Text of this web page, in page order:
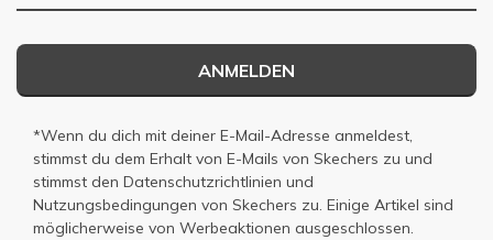
ANMELDEN
*Wenn du dich mit deiner E-Mail-Adresse anmeldest,
stimmst du dem Erhalt von E-Mails von Skechers zu und
stimmst den Datenschutzrichtlinien und
Nutzungsbedingungen von Skechers zu. Einige Artikel sind
möglicherweise von Werbeaktionen ausgeschlossen.